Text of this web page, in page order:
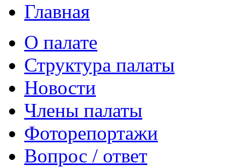
Главная
О палате
Структура палаты
Новости
Члены палаты
Фоторепортажи
Вопрос / ответ